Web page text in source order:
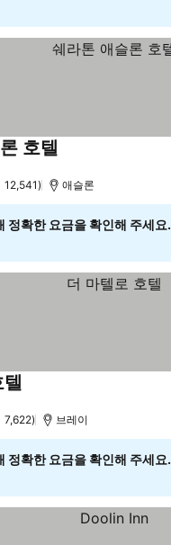
호텔
12,541 애슬론
정확한 요금을 확인해 주세요.
7,622 브레이
정확한 요금을 확인해 주세요.